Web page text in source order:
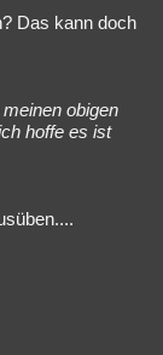
Das kann doch
obigen
hoffe es ist